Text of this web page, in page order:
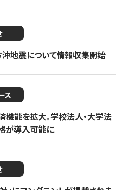
沖地震について情報収集開始
ス
機能を拡大。学校法人・大学法
が導入可能に